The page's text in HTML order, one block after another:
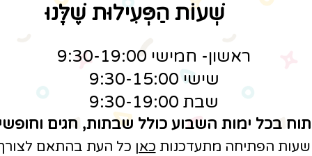
שְׁעוֹת הַפְּעִילוּת שֶׁלָּנוּ
ראשון- חמישי 9:30-19:00
שישי 9:30-15:00
שבת 9:30-19:00
בכל ימות השבוע כולל שבתות, חגים
שעות הפתיחה מתעדכנות כאן כל העת בהתאם